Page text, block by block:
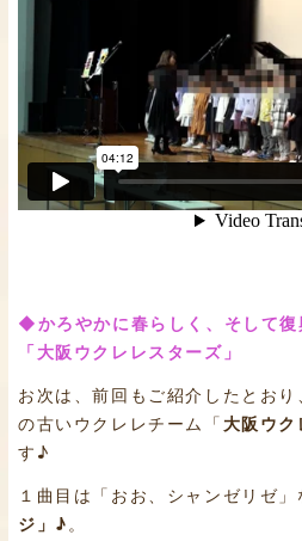
◆かろやかに春らしく、そして復
「大阪ウクレレスターズ」
お次は、前回もご紹介したとおり
の古いウクレレチーム「 大阪ウ
す♪
１曲目は「おお、シャンゼリゼ」
ジ」♪ 。